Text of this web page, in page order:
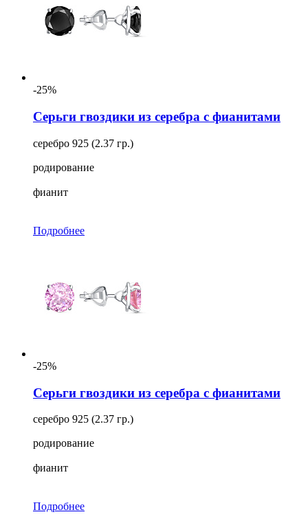
-25%
Серьги гвоздики из серебра с фианитами
серебро 925 (2.37 гр.)
родирование
фианит
Подробнее
-25%
Серьги гвоздики из серебра с фианитами
серебро 925 (2.37 гр.)
родирование
фианит
Подробнее